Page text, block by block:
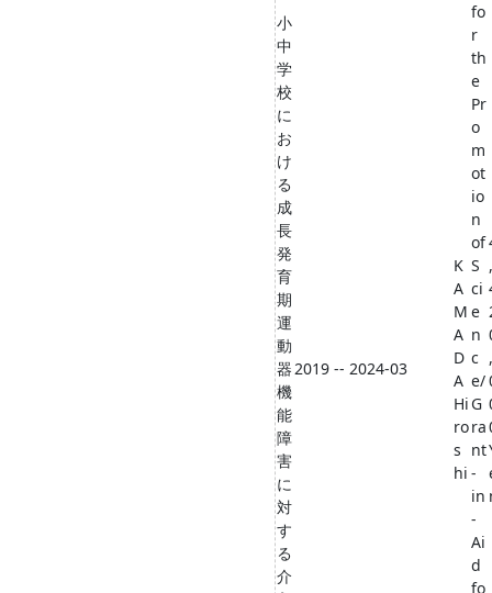
小
中
学
校
に
お
け
る
成
長
発
育
期
運
動
器
機
能
障
害
に
対
す
る
介
2019 -- 2024-03
K
A
M
A
D
A
Hi
ro
s
hi
fo
r
th
e
Pr
o
m
ot
io
n
of
S
ci
e
n
c
e/
G
ra
nt
-
in
-
Ai
d
fo
,
,